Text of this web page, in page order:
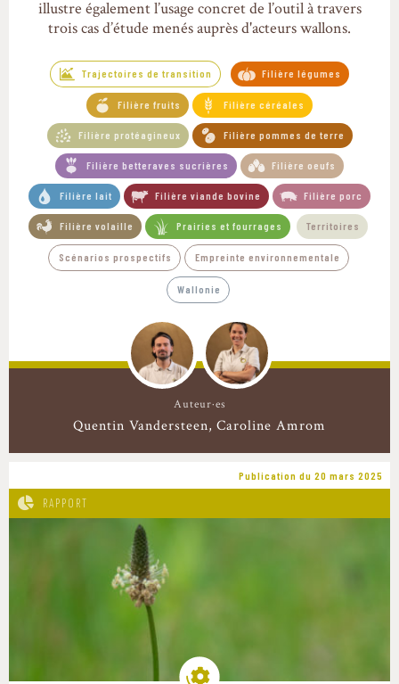
illustre également l’usage concret de l’outil à travers
trois cas d’étude menés auprès d'acteurs wallons.
Trajectoires de transition Filière légumes
Filière fruits Filière céréales
Filière protéagineux Filière pommes de terre
Filière betteraves sucrières Filière oeufs
Filière lait Filière viande bovine Filière porc
Filière volaille Prairies et fourrages Territoires
Scénarios prospectifs Empreinte environnementale
Wallonie
Auteur·es
Quentin Vandersteen Caroline Amrom
Publication du 20 mars 2025
RAPPORT